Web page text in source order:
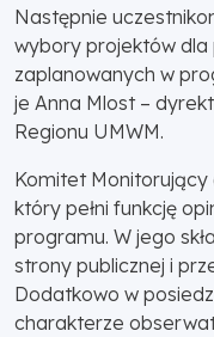
Następnie
wybory projektów dla
zaplanowanych w
je Anna Mlost –
Regionu UMWM.
Komitet Monitorujący
który pełni funkcję
programu. W jego
strony publicznej i
Dodatkowo w
charakterze